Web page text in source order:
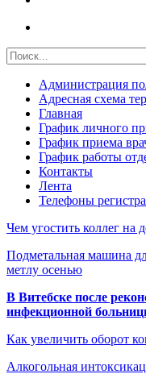
Администрация
Адресная схема
Главная
График личного
График приема
График работы
Контакты
Лента
Телефоны
Чем угостить коллег на
Подметальная машина
метлу осенью
В Витебске после
инфекционной
Как увеличить оборот
Алкогольная